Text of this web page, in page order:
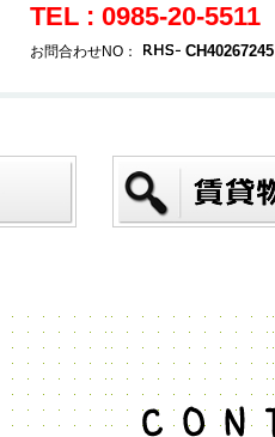
TEL : 0985-20-5511
お問合わせNO： CH40267245